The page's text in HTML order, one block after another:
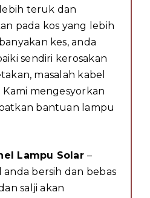
teruk dan
pada kos yang lebih
kes, anda
sendiri kerosakan
masalah kabel
mengesyorkan
bantuan lampu
Lampu Solar–
anda bersih dan bebas
salji akan